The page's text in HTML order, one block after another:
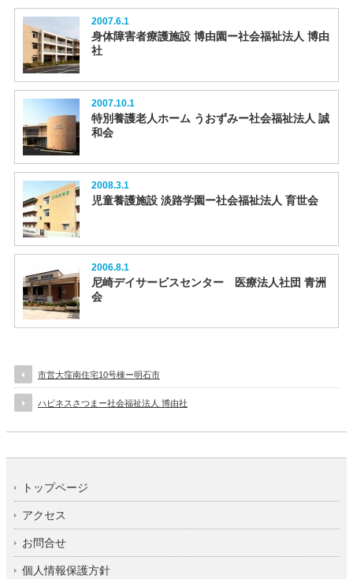
2007.6.1
身体障害者療護施設 博由園ー社会福祉法人 博由
社
2007.10.1
特別養護老人ホーム うおずみー社会福祉法人 誠
和会
2008.3.1
児童養護施設 淡路学園ー社会福祉法人 育世会
2006.8.1
尼崎デイサービスセンター 医療法人社団 青洲
会
市営大窪南住宅10号棟ー明石市
ハピネスさつまー社会福祉法人 博由社
トップページ
アクセス
お問合せ
個人情報保護方針